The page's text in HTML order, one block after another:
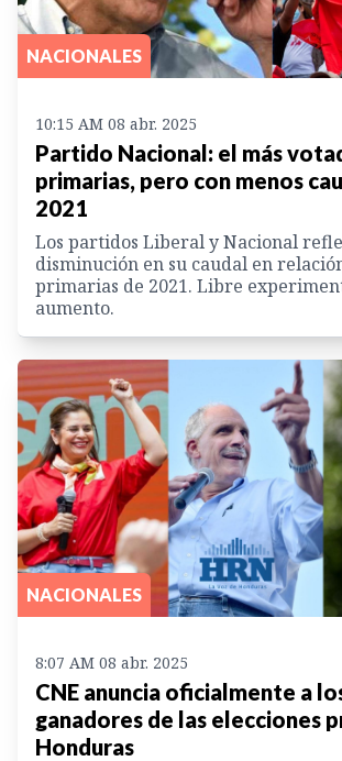
NACIONALES
10:15 AM 08 abr. 2025
Partido Nacional: el más
primarias, pero con menos
2021
Los partidos Liberal y Nacional
disminución en su caudal en
primarias de 2021. Libre
aumento.
NACIONALES
8:07 AM 08 abr. 2025
CNE anuncia oficialmente a
ganadores de las elecciones
Honduras